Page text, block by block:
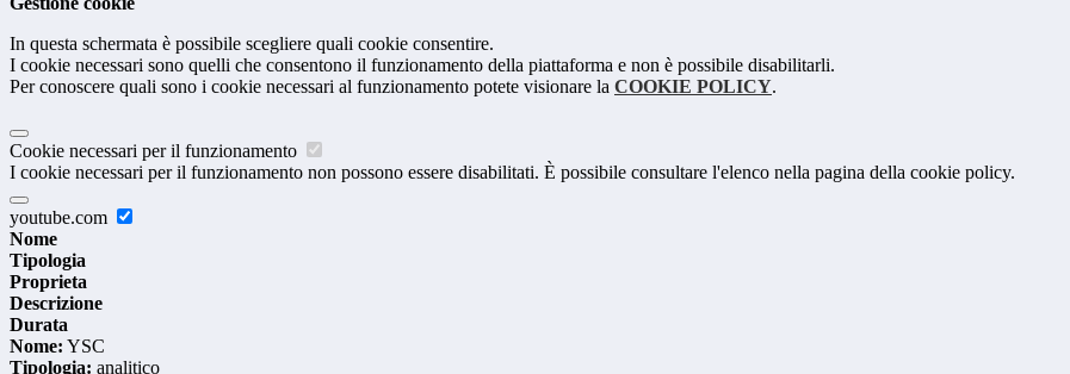
In questa schermata è possibile scegliere quali cookie consentire.
I cookie necessari sono quelli che consentono il funzionamento della piattaforma e non è possibile disabilitarli.
Per conoscere quali sono i cookie necessari al funzionamento potete visionare la COOKIE POLICY.
Cookie necessari per il funzionamento
I cookie necessari per il funzionamento non possono essere disabilitati. È possibile consultare l'elenco nella pagina della cookie policy.
youtube.com
Nome
Tipologia
Proprieta
Descrizione
Durata
Nome: YSC
Tipologia: analitico